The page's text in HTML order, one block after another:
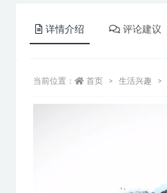
详情介绍 评论建议
当前位置： 首页 生活兴趣